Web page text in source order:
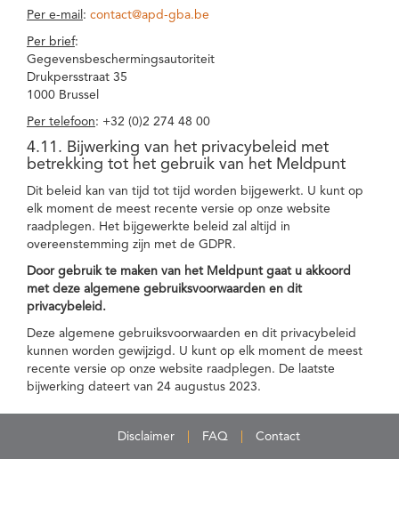
Per e-mail : contact@apd-gba.be
Per brief:
Gegevensbeschermingsautoriteit
Drukpersstraat 35
1000 Brussel
Per telefoon: +32 (0)2 274 48 00
4.11. Bijwerking van het privacybeleid met
betrekking tot het gebruik van het Meldpunt
Dit beleid kan van tijd tot tijd worden bijgewerkt. U kunt op
elk moment de meest recente versie op onze website
raadplegen. Het bijgewerkte beleid zal altijd in
overeenstemming zijn met de GDPR.
Door gebruik te maken van het Meldpunt gaat u akkoord
met deze algemene gebruiksvoorwaarden en dit
privacybeleid.
Deze algemene gebruiksvoorwaarden en dit privacybeleid
kunnen worden gewijzigd. U kunt op elk moment de meest
recente versie op onze website raadplegen. De laatste
bijwerking dateert van 24 augustus 2023.
Disclaimer FAQ Contact